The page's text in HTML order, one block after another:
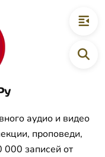
аудио и видео
проповеди,
записей от